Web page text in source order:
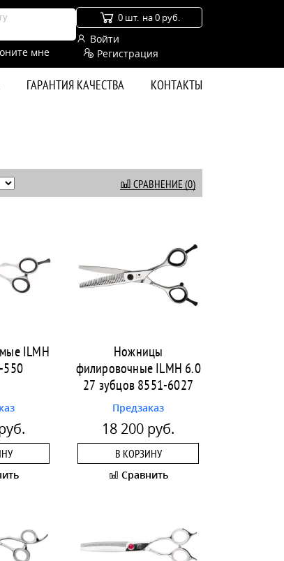
мне
0 шт. на 0 руб.
Войти
Регистрация
ГАРАНТИЯ КАЧЕСТВА КОНТАКТЫ
СРАВНЕНИЕ (0)
ILMH
550
Ножницы
филировочные ILMH 6.0
27 зубцов 8551-6027
Предзаказ
18 200 руб.
В КОРЗИНУ
Сравнить